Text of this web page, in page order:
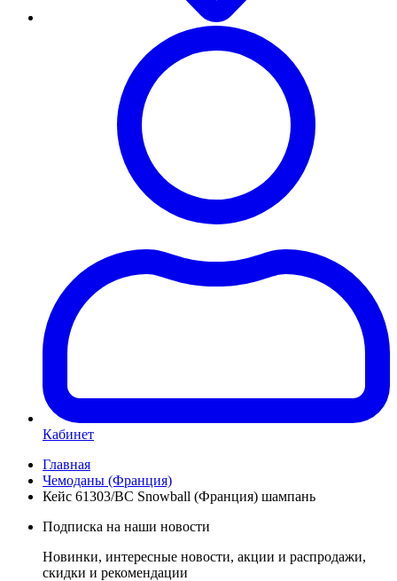
Кабинет
Главная
Чемоданы (Франция)
Кейс 61303/BC Snowball (Франция) шампань
Подписка на наши новости
Новинки, интересные новости, акции и распродажи,
скидки и рекомендации